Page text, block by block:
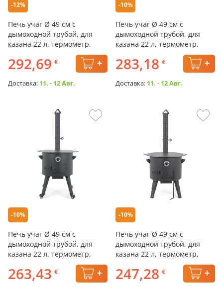
-12%
Печь учаг Ø 49 см с
дымоходной трубой, для
казана 22 л, термометр,
колёса, столики, плита
292,69 €
Доставка: 11. - 12 Авг.
-10%
Печь учаг Ø 49 см с
дымоходной трубой, для
казана 22 л, термометр,
283,18 €
Доставка: 11. - 12 Авг.
-10%
Печь учаг Ø 49 см с
дымоходной трубой, для
казана 22 л, термометр,
263,43 €
-10%
Печь учаг Ø 49 см с
дымоходной трубой, для
казана 22 л, термометр,
247,28 €